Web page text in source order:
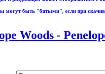
могут быть "битыми", если при
Woods -